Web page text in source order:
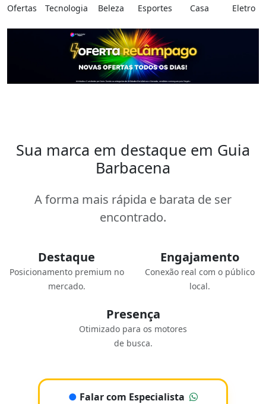
Ofertas Tecnologia Beleza Esportes Casa Eletro
Sua marca em destaque em Guia
Barbacena
A forma mais rápida e barata de ser
encontrado.
Destaque
Posicionamento premium no
mercado.
Engajamento
Conexão real com o público
local.
Presença
Otimizado para os motores
de busca.
● Falar com Especialista